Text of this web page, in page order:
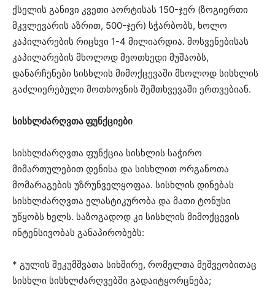
ქსელის განივი კვეთი აორტისას 150-ჯერ (ზოგიერთი
მკვლევარის აზრით, 500-ჯერ) სჭარბობს, ხოლო
კაპილარების რიცხვი 1-4 მილიარდია. მოსვენებისას
კაპილარების მხოლოდ მეოთხედი მუშაობს,
დანარჩენები სისხლის მიმოქცევაში მხოლოდ სისხლის
გაძლიერებული მოთხოვნის შემთხვევაში ერთვებიან.
სისხლძარღვთა ფუნქციები
სისხლძარღვთა ფუნქცია სისხლის საჭირო
მიმართულებით დენისა და სისხლით ორგანოთა
მომარაგების უზრუნველყოფაა. სისხლის დინებას
სისხლძარღვთა ელასტიკურობა და მათი ტონუსი
უწყობს ხელს. საზოგადოდ კი სისხლის მიმოქცევის
ინტენსივობას განაპირობებს:
* გულის შეკუმშვათა სიხშირე, რომელთა მეშვეობითაც
სისხლი სისხლძარღვებში გადაიტყორცნება;